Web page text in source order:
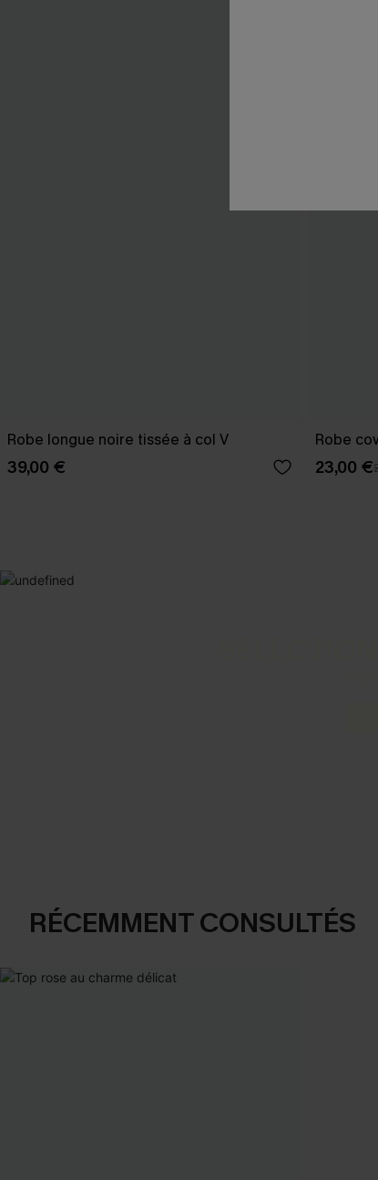
Robe longue noire tissée à col V
39,00 €
Robe
23,00 €
RÉCEMMENT CONSULTÉS